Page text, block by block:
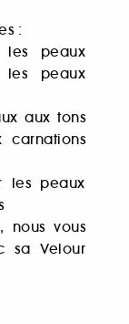
:
les peaux
peaux
aux tons
les peaux
nous vous
sa Velour